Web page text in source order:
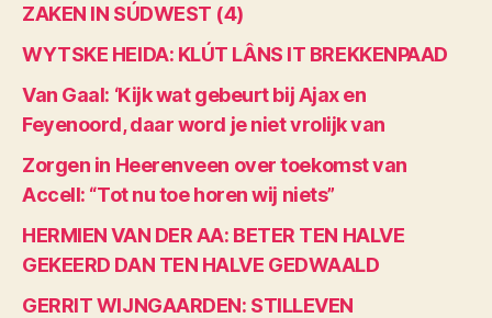
ZAKEN IN SÚDWEST (4)
WYTSKE HEIDA: KLÚT LÂNS IT BREKKENPAAD
Van Gaal: ‘Kijk wat gebeurt bij Ajax en
Feyenoord, daar word je niet vrolijk van
Zorgen in Heerenveen over toekomst van
Accell: “Tot nu toe horen wij niets”
HERMIEN VAN DER AA: BETER TEN HALVE
GEKEERD DAN TEN HALVE GEDWAALD
GERRIT WIJNGAARDEN: STILLEVEN